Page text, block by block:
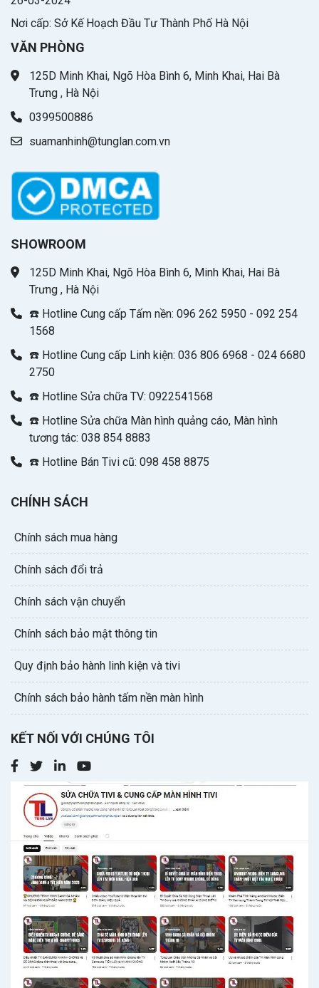
Nơi cấp: Sở Kế Hoạch Đầu Tư Thành Phố Hà Nội
VĂN PHÒNG
125D Minh Khai, Ngõ Hòa Bình 6, Minh Khai, Hai Bà
Trưng , Hà Nội
0399500886
suamanhinh@tunglan.com.vn
SHOWROOM
125D Minh Khai, Ngõ Hòa Bình 6, Minh Khai, Hai Bà
Trưng , Hà Nội
☎️ Hotline Cung cấp Tấm nền: 096 262 5950 - 092 254
1568
☎️ Hotline Cung cấp Linh kiện: 036 806 6968 - 024 6680
2750
☎️ Hotline Sửa chữa TV: 0922541568
☎️ Hotline Sửa chữa Màn hình quảng cáo, Màn hình
tương tác: 038 854 8883
☎️ Hotline Bán Tivi cũ: 098 458 8875
CHÍNH SÁCH
Chính sách mua hàng
Chính sách đổi trả
Chính sách vận chuyển
Chính sách bảo mật thông tin
Quy định bảo hành linh kiện và tivi
Chính sách bảo hành tấm nền màn hình
KẾT NỐI VỚI CHÚNG TÔI